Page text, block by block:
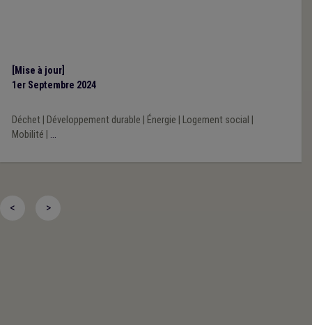
[Mise à jour]
1er Septembre 2024
Déchet| Développement durable Énergie Logement social
Mobilité
...
< >